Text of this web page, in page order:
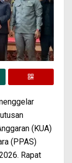
(KUA)
(PPAS)
Rapat